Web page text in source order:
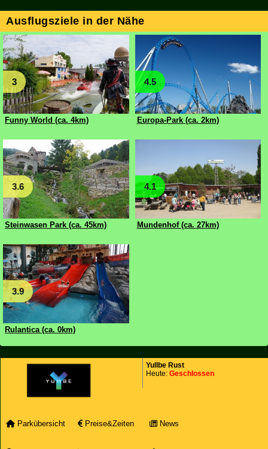
Ausflugsziele in der Nähe
3
Funny World (ca. 4km)
4.5
Europa-Park (ca. 2km)
3.6
Steinwasen Park (ca. 45km)
4.1
Mundenhof (ca. 27km)
3.9
Rulantica (ca. 0km)
Yullbe Rust
Heute: Geschlossen
Parkübersicht Preise&Zeiten News